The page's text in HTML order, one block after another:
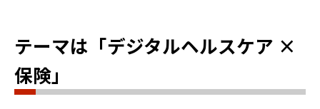
テーマは「デジタルヘルスケア ×
保険」